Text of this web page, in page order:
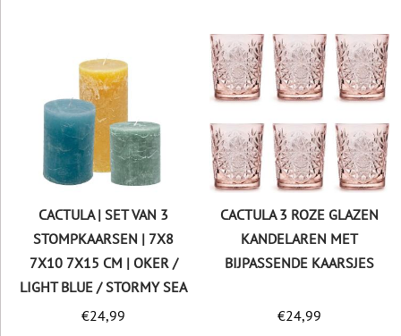
CACTULA | SET VAN 3
STOMPKAARSEN | 7X8
7X10 7X15 CM | OKER /
LIGHT BLUE / STORMY SEA
€24,99
CACTULA 3 ROZE GLAZEN
KANDELAREN MET
BIJPASSENDE KAARSJES
€24,99